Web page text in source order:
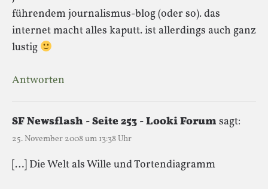
führendem journalismus-blog (oder so). das
internet macht alles kaputt. ist allerdings auch ganz
lustig
Antworten
SF Newsflash - Seite 253 - Looki Forumsagt:
25. November 2008 um 13:38 Uhr
[…] Die Welt als Wille und Tortendiagramm